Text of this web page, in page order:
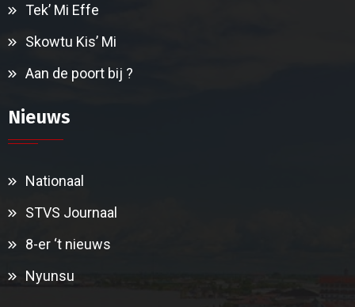
Tek’ Mi Effe
Skowtu Kis’ Mi
Aan de poort bij ?
Nieuws
Nationaal
STVS Journaal
8-er ‘t nieuws
Nyunsu